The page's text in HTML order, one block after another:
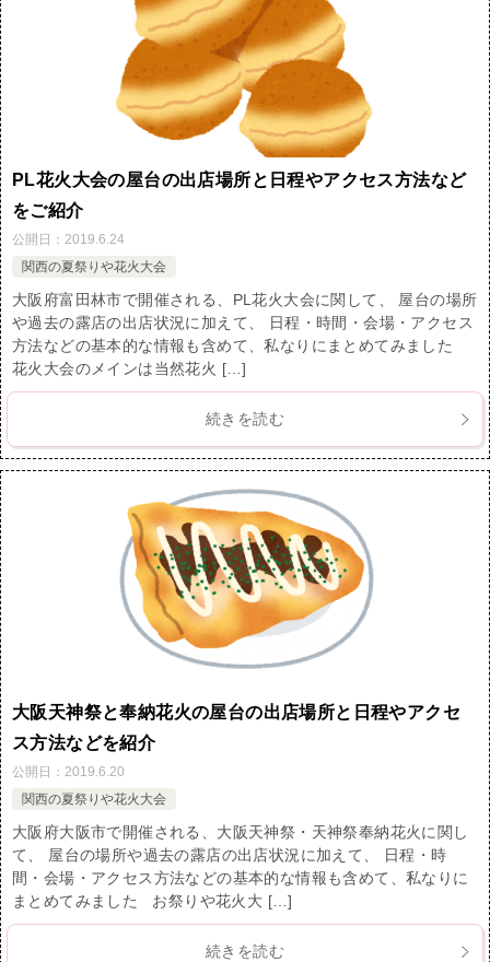
PL花火大会の屋台の出店場所と日程やアクセス方法など
をご紹介
公開日： 2019.6.24
関西の夏祭りや花火大会
大阪府富田林市で開催される、PL花火大会に関して、 屋台の場所
や過去の露店の出店状況に加えて、 日程・時間・会場・アクセス
方法などの基本的な情報も含めて、私なりにまとめてみました
花火大会のメインは当然花火 […]
続きを読む
大阪天神祭と奉納花火の屋台の出店場所と日程やアクセ
ス方法などを紹介
公開日： 2019.6.20
関西の夏祭りや花火大会
大阪府大阪市で開催される、大阪天神祭・天神祭奉納花火に関し
て、 屋台の場所や過去の露店の出店状況に加えて、 日程・時
間・会場・アクセス方法などの基本的な情報も含めて、私なりに
まとめてみました お祭りや花火大 […]
続きを読む